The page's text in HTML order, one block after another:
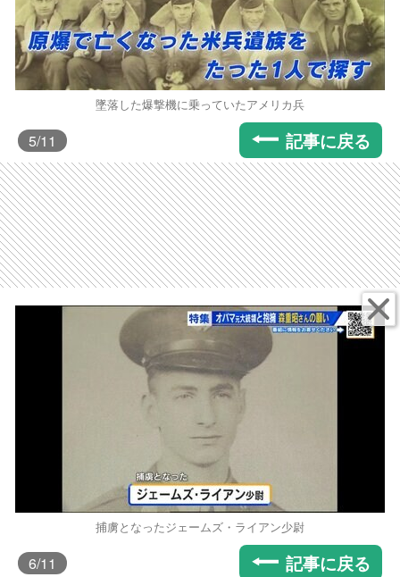
墜落した爆撃機に乗っていたアメリカ兵
5/11 記事に戻る
捕虜となったジェームズ・ライアン少尉
6/11 記事に戻る